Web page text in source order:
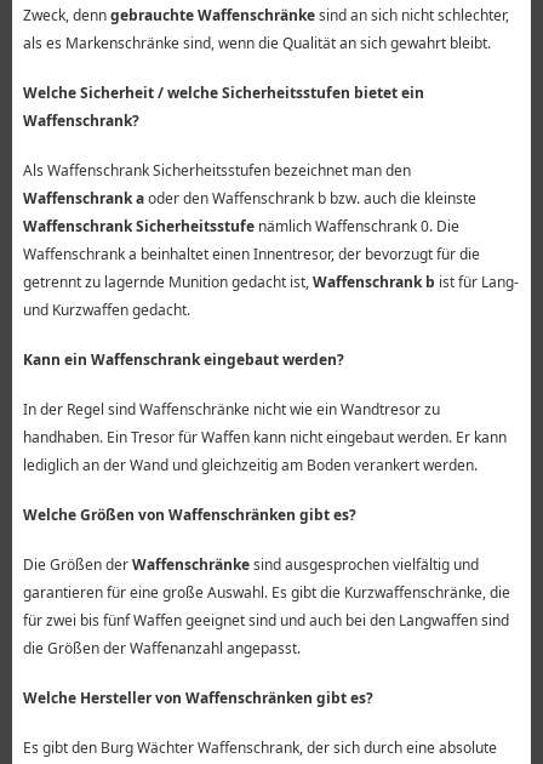
Zweck, denngebrauchte Waffenschränkesind an sich nicht schlechter,
als es Markenschränke sind, wenn die Qualität an sich gewahrt bleibt.
Welche Sicherheit / welche Sicherheitsstufen bietet ein
Waffenschrank?
Als Waffenschrank Sicherheitsstufen bezeichnet man den
Waffenschrank aoder den Waffenschrank b bzw. auch die kleinste
Waffenschrank Sicherheitsstufenämlich Waffenschrank 0. Die
Waffenschrank a beinhaltet einen Innentresor, der bevorzugt für die
getrennt zu lagernde Munition gedacht ist,Waffenschrank b ist für Lang-
und Kurzwaffen gedacht.
Kann ein Waffenschrank eingebaut werden?
In der Regel sind Waffenschränke nicht wie ein Wandtresor zu
handhaben. Ein Tresor für Waffen kann nicht eingebaut werden. Er kann
lediglich an der Wand und gleichzeitig am Boden verankert werden.
Welche Größen von Waffenschränken gibt es?
Die Größen derWaffenschränkesind ausgesprochen vielfältig und
garantieren für eine große Auswahl. Es gibt die Kurzwaffenschränke, die
für zwei bis fünf Waffen geeignet sind und auch bei den Langwaffen sind
die Größen der Waffenanzahl angepasst.
Welche Hersteller von Waffenschränken gibt es?
Es gibt den Burg Wächter Waffenschrank, der sich durch eine absolute